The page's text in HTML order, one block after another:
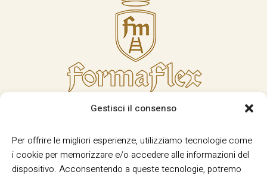
Gestisci il consenso
Per offrire le migliori esperienze, utilizziamo tecnologie come
i cookie per memorizzare e/o accedere alle informazioni del
dispositivo. Acconsentendo a queste tecnologie, potremo